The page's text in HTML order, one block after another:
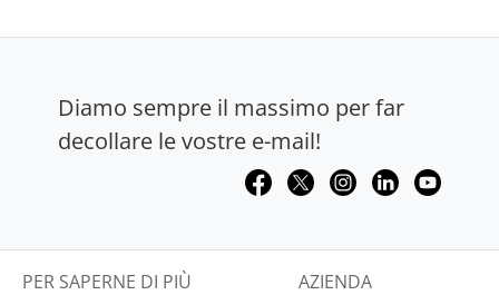
Diamo sempre il massimo per far
decollare le vostre e-mail!
PER SAPERNE DI PIÙ AZIENDA